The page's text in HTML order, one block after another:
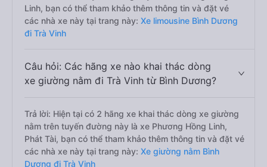
Linh, bạn có thể tham khảo thêm thông tin và đặt vé
các nhà xe này tại trang này: Xe limousine Bình Dương
đi Trà Vinh
Câu hỏi: Các hãng xe nào khai thác dòng
xe giường nằm đi Trà Vinh từ Bình Dương?
Trả lời: Hiện tại có 2 hãng xe khai thác dòng xe giường
nằm trên tuyến đường này là xe Phương Hồng Linh,
Phát Tài, bạn có thể tham khảo thêm thông tin và đặt vé
các nhà xe này tại trang này: Xe giường nằm Bình
Dương đi Trà Vinh